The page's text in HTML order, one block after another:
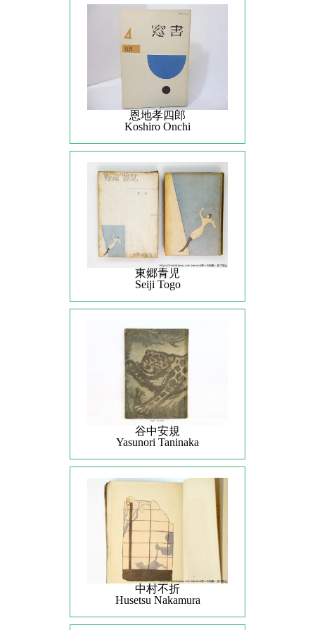
恩地孝四郎
Koshiro Onchi
東郷青児
Seiji Togo
谷中安規
Yasunori Taninaka
中村不折
Husetsu Nakamura